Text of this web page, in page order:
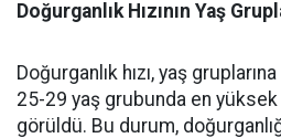
Doğurganlık Hızının Yaş
Doğurganlık hızı, yaş
25-29 yaş grubunda en
görüldü. Bu durum,